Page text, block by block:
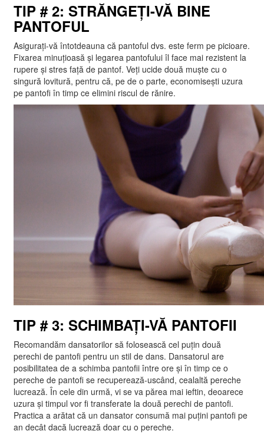
TIP # 2: STRĂNGEȚI-VĂ BINE
PANTOFUL
Asigurați-vă întotdeauna că pantoful dvs. este ferm pe picioare.
Fixarea minuțioasă și legarea pantofului îl face mai rezistent la
rupere și stres față de pantof. Veți ucide două muște cu o
singură lovitură, pentru că, pe de o parte, economisești uzura
pe pantofi în timp ce elimini riscul de rănire.
TIP # 3: SCHIMBAȚI-VĂ PANTOFII
Recomandăm dansatorilor să folosească cel puțin două
perechi de pantofi pentru un stil de dans. Dansatorul are
posibilitatea de a schimba pantofii între ore și în timp ce o
pereche de pantofi se recuperează-uscând, cealaltă pereche
lucrează. În cele din urmă, vi se va părea mai ieftin, deoarece
uzura și timpul vor fi transferate la două perechi de pantofi.
Practica a arătat că un dansator consumă mai puțini pantofi pe
an decât dacă lucrează doar cu o pereche.